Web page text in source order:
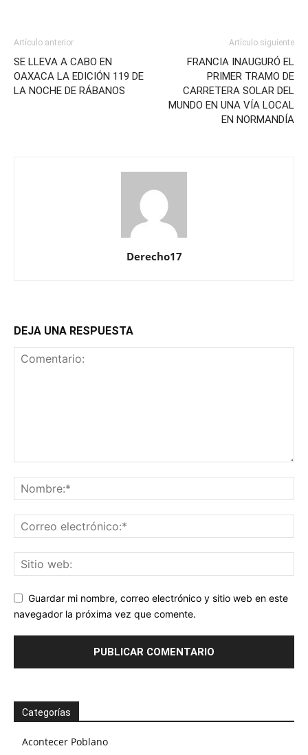
Artículo anterior
SE LLEVA A CABO EN
OAXACA LA EDICIÓN 119 DE
LA NOCHE DE RÁBANOS
Artículo siguiente
FRANCIA INAUGURÓ EL
PRIMER TRAMO DE
CARRETERA SOLAR DEL
MUNDO EN UNA VÍA LOCAL
EN NORMANDÍA
Derecho17
DEJA UNA RESPUESTA
Guardar mi nombre, correo electrónico y sitio web en este
navegador la próxima vez que comente.
Categorías
Acontecer Poblano